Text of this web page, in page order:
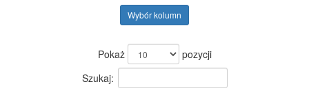
Wybór kolumn
Pokaż
pozycji
Szukaj: